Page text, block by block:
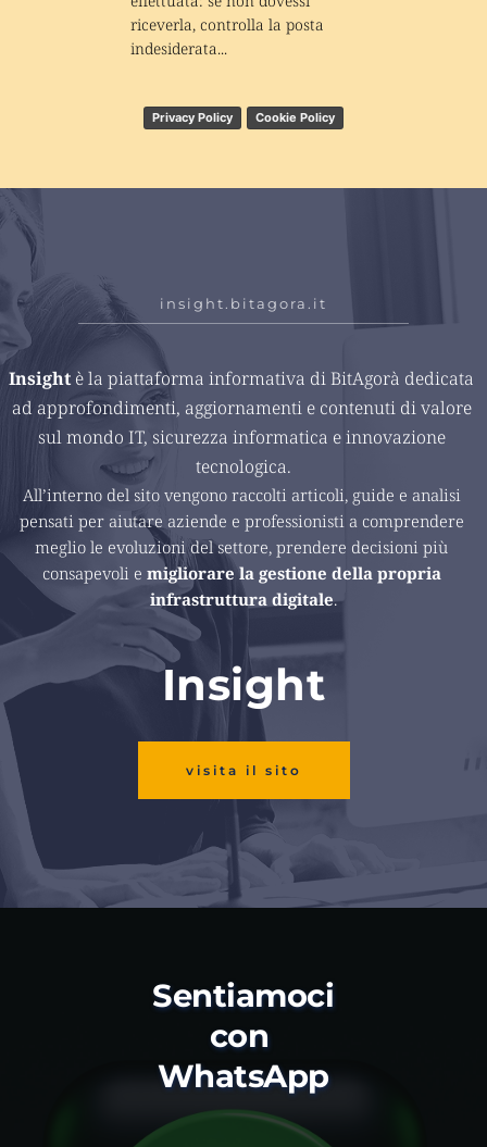
riceverla, controlla la posta
indesiderata...
Privacy Policy Cookie Policy
insight.bitagora.it
Insight è la piattaforma informativa di BitAgorà dedicata
ad approfondimenti, aggiornamenti e contenuti di valore
sul mondo IT, sicurezza informatica e innovazione
tecnologica.
All’interno del sito vengono raccolti articoli, guide e analisi
pensati per aiutare aziende e professionisti a comprendere
meglio le evoluzioni del settore, prendere decisioni più
consapevoli e migliorare la gestione della propria
infrastruttura digitale.
Insight
visita il sito
Sentiamoci
con
WhatsApp